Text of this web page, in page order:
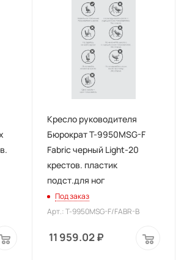
Кресло руководителя
Бюрократ T-9950MSG-F
Fabric черный Light-20
крестов. пластик
подст.для ног
Под заказ
Арт.: T-9950MSG-F/FABR-B
11 959.02₽